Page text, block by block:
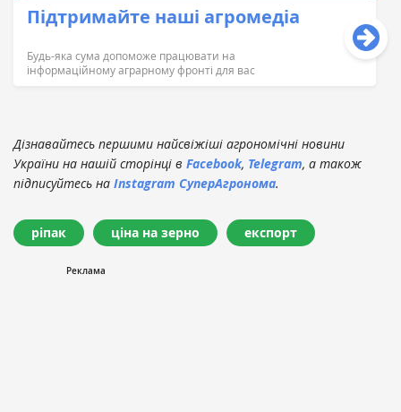
Підтримайте наші агромедіа
Будь-яка сума допоможе працювати на
інформаційному аграрному фронті для вас
Дізнавайтесь першими найсвіжіші агрономічні новини
України на нашій сторінці в Facebook, Telegram, а також
підписуйтесь на Instagram СуперАгронома.
ріпак ціна на зерно експорт